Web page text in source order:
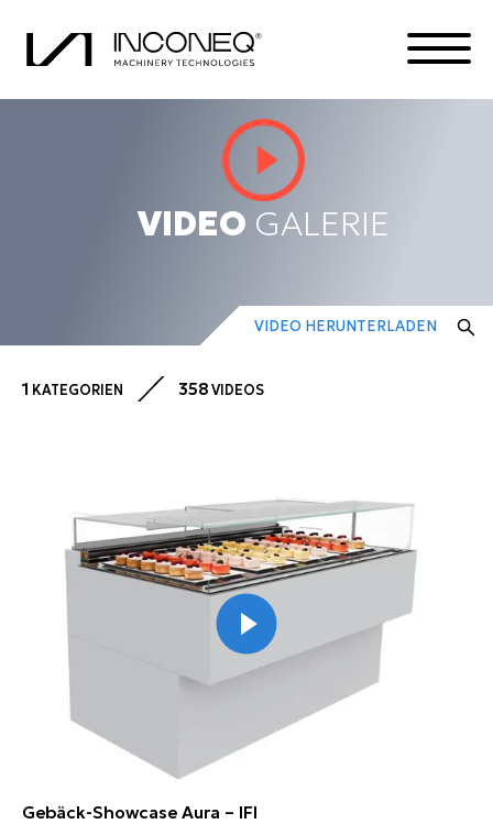
VIDEO GALERIE
VIDEO HERUNTERLADEN
1 KATEGORIEN 358 VIDEOS
Gebäck-Showcase Aura – IFI
ALLES RUND UM INCONEQ